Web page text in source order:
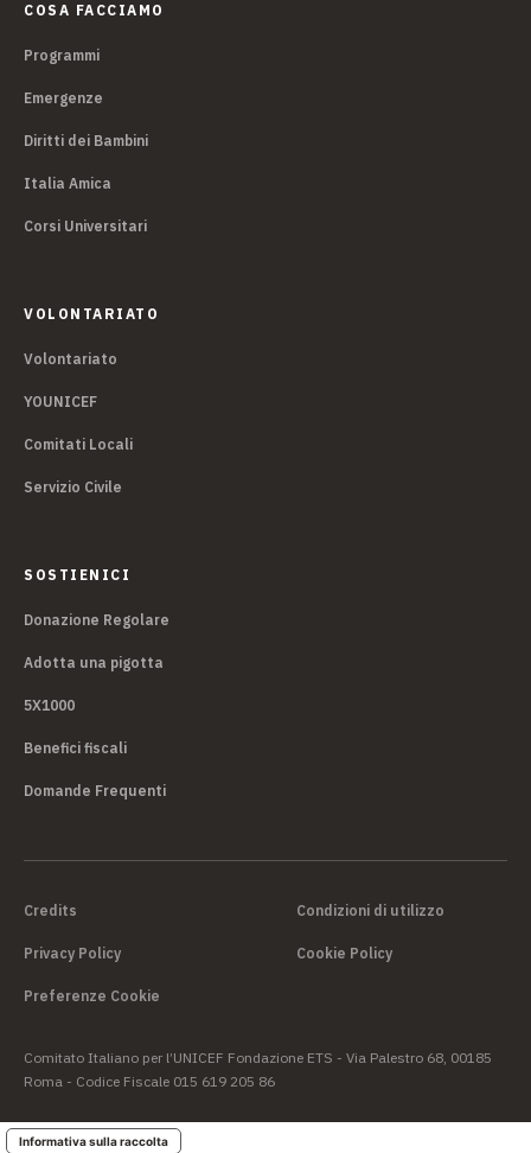
COSA FACCIAMO
Programmi
Emergenze
Diritti dei Bambini
Italia Amica
Corsi Universitari
VOLONTARIATO
Volontariato
YOUNICEF
Comitati Locali
Servizio Civile
SOSTIENICI
Donazione Regolare
Adotta una pigotta
5X1000
Benefici fiscali
Domande Frequenti
Credits Condizioni di utilizzo
Privacy Policy Cookie Policy
Preferenze Cookie
Comitato Italiano per l’UNICEF Fondazione ETS - Via Palestro 68, 00185
Roma - Codice Fiscale 015 619 205 86
Informativa sulla raccolta